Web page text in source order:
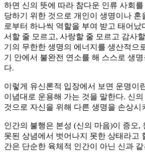
하면 신의 뜻에 따라 참다운 인류 사회
당하기 위한 것으로 개인이 생명이나 혼
로부터 하나씩 역할을 부여 받고 태어났
서할 줄 모르고, 사랑할 줄 모르고 감사
기의 무한한 생명의 에너지를 생산적으
기 안에서 불완전 연소를 해 스스로 생명
다.
이렇게 유신론적 입장에서 보면 운명이
이념대로 운용해 가는 것을 말한다. 신
것으로 자신을 위해 다른 생명을 손상시
인간의 불행은 본성 (신의 마음)이 증오,
못된 상념에서 벗어나지 못한 상태라고
간은 단순한 육체적 인간이 아닌 신과